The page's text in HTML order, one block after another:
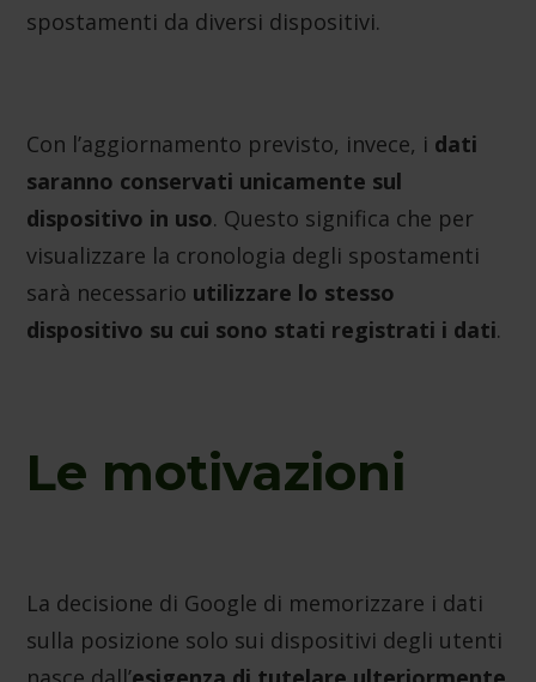
spostamenti da diversi dispositivi.
Con l’aggiornamento previsto, invece, i dati
saranno conservati unicamente sul
dispositivo in uso. Questo significa che per
visualizzare la cronologia degli spostamenti
sarà necessario utilizzare lo stesso
dispositivo su cui sono stati registrati i dati.
Le motivazioni
La decisione di Google di memorizzare i dati
sulla posizione solo sui dispositivi degli utenti